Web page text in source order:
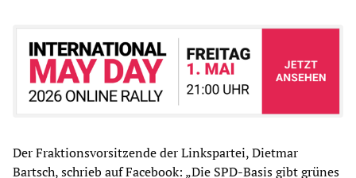
Der Fraktionsvorsitzende der Linkspartei, Dietmar
Bartsch, schrieb auf Facebook: „Die SPD-Basis gibt grünes